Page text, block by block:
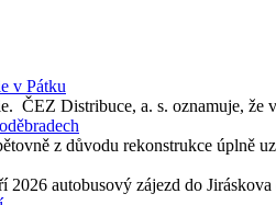
v Pátku
ČEZ Distribuce, a. s. oznamuje,
z důvodu rekonstrukce úplně
2026 autobusový zájezd do